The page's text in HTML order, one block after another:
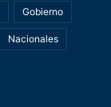
Gobierno
Nacionales